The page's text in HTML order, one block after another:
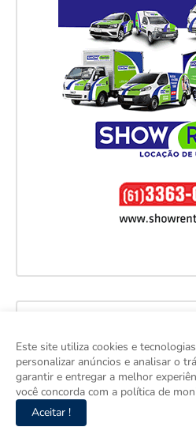
Este site utiliza cookies e
personalizar anúncios e analisar o
garantir e entregar a melhor
você concorda com a política de
Aceitar !